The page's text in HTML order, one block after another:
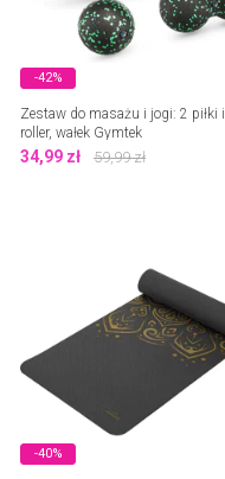
-42%
Zestaw do masażu i jogi: 2 piłki i
roller, wałek Gymtek
34,99 zł 59,99zł
-40%